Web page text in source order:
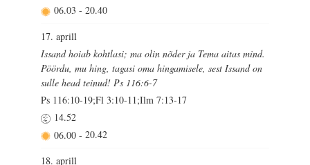
06.03 - 20.40
17. aprill
Issand hoiab kohtlasi; ma olin nõder ja Tema aitas mind.
Pöördu, mu hing, tagasi oma hingamisele, sest Issand on
sulle head teinud! Ps 116:6-7
Ps 116:10-19;Fl 3:10-11;Ilm 7:13-17
14.52
06.00 - 20.42
18. aprill